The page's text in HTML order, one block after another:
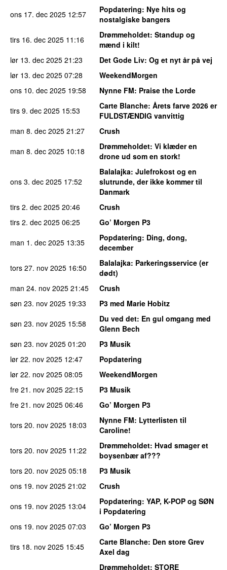
ons 17. dec 2025 12:57 Popdatering: Nye hits og
nostalgiske bangers
tirs 16. dec 2025 11:16 Drømmeholdet: Standup og
mænd i kilt!
lør 13. dec 2025 21:23 Det Gode Liv: Og et nyt år på vej
lør 13. dec 2025 07:28
WeekendMorgen
ons 10. dec 2025 19:58 Nynne FM: Praise the Lorde
tirs 9. dec 2025 15:53 Carte Blanche: Årets farve 2026 er
FULDSTÆNDIG vanvittig
man 8. dec 2025 21:27
Crush
man 8. dec 2025 10:18 Drømmeholdet: Vi klæder en
drone ud som en stork!
ons 3. dec 2025 17:52
Balalajka: Julefrokost og en
slutrunde, der ikke kommer til
Danmark
tirs 2. dec 2025 20:46
Crush
tirs 2. dec 2025 06:25
Go’ Morgen P3
man 1. dec 2025 13:35 Popdatering: Ding, dong,
december
tors 27. nov 2025 16:50 Balalajka: Parkeringsservice (er
dødt)
man 24. nov 2025 21:45
Crush
søn 23. nov 2025 19:33
P3 med Marie Hobitz
søn 23. nov 2025 15:58 Du ved det: En gul omgang med
Glenn Bech
søn 23. nov 2025 01:20
P3 Musik
lør 22. nov 2025 12:47
Popdatering
lør 22. nov 2025 08:05
WeekendMorgen
fre 21. nov 2025 22:15
P3 Musik
fre 21. nov 2025 06:46
Go’ Morgen P3
tors 20. nov 2025 18:03 Nynne FM: Lytterlisten til
Caroline!
tors 20. nov 2025 11:22 Drømmeholdet: Hvad smager et
boysenbær af???
tors 20. nov 2025 05:18
P3 Musik
ons 19. nov 2025 21:02
Crush
ons 19. nov 2025 13:04 Popdatering: YAP, K-POP og SØN
i Popdatering
ons 19. nov 2025 07:03
Go’ Morgen P3
tirs 18. nov 2025 15:45 Carte Blanche: Den store Grev
Axel dag
Drømmeholdet: STORE